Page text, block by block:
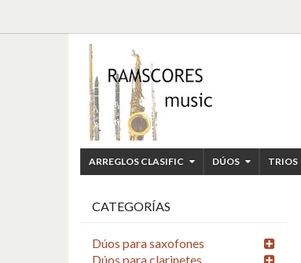
ARREGLOS CLASIFIC DÚOS TRIOS
CATEGORÍAS
Dúos para saxofones
Dúos para clarinetes